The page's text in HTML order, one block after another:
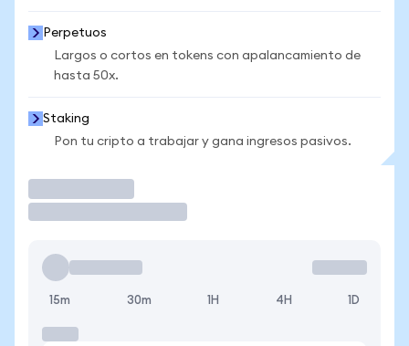
Perpetuos
Largos o cortos en tokens con apalancamiento de
hasta 50x.
Staking
Pon tu cripto a trabajar y gana ingresos pasivos.
15m 30m 1H 4H 1D